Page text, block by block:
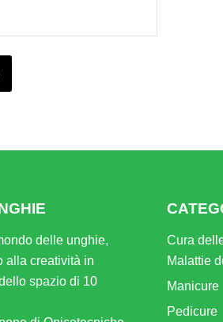
delle unghie,
alla creatività in
spazio di 10
Cura
Malattie
Manicure
Pedicure